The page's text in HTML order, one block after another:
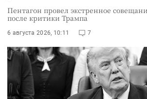
Пентагон провел экстренное
после критики Трампа
6 августа 2026, 10:11 7